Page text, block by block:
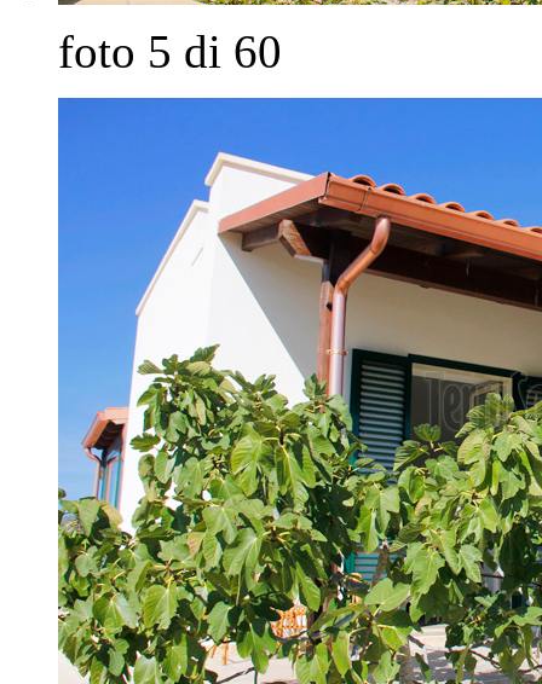
foto 5 di 60